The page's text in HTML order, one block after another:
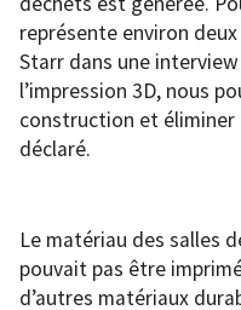
représente environ
Starr dans une interview
l’impression 3D, nous
construction et éliminer
déclaré.
Le matériau des salles
pouvait pas être
d’autres matériaux